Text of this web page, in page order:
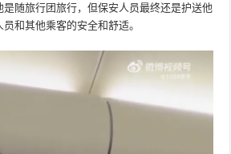
随旅行团旅行，但保安人员最终还是护送他
和其他乘客的安全和舒适。